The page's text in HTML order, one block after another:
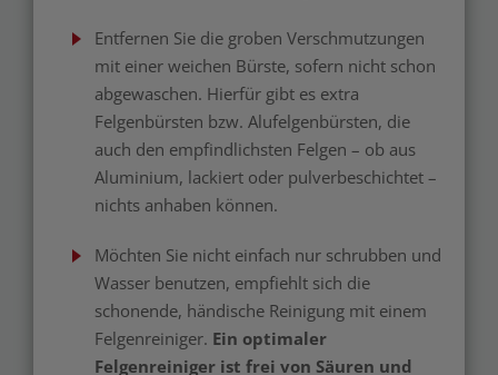
Entfernen Sie die groben Verschmutzungen
mit einer weichen Bürste, sofern nicht schon
abgewaschen. Hierfür gibt es extra
Felgenbürsten bzw. Alufelgenbürsten, die
auch den empfindlichsten Felgen – ob aus
Aluminium, lackiert oder pulverbeschichtet –
nichts anhaben können.
Möchten Sie nicht einfach nur schrubben und
Wasser benutzen, empfiehlt sich die
schonende, händische Reinigung mit einem
Felgenreiniger. Ein optimaler
Felgenreiniger ist frei von Säuren und